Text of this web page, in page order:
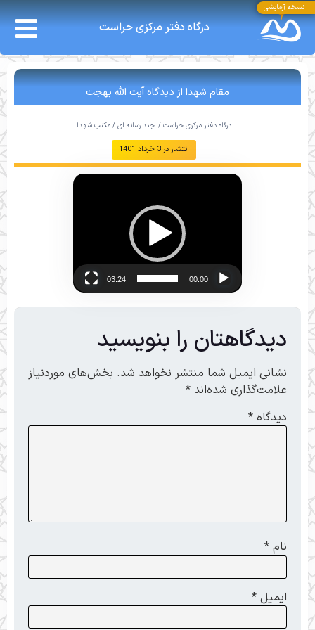
درگاه دفتر مرکزی حراست
مقام شهدا از دیدگاه آیت الله بهجت
درگاه دفتر مرکزی حراست / چند رسانه ای / مکتب شهدا
انتشار در3 خرداد 1401
ویدیو
00:00
03:24
دیدگاهتان را بنویسید
نشانی ایمیل شما منتشر نخواهد شد. بخش‌های موردنیاز
علامت‌گذاری شده‌اند *
دیدگاه *
نام *
ایمیل *
نسخه آزمایشی